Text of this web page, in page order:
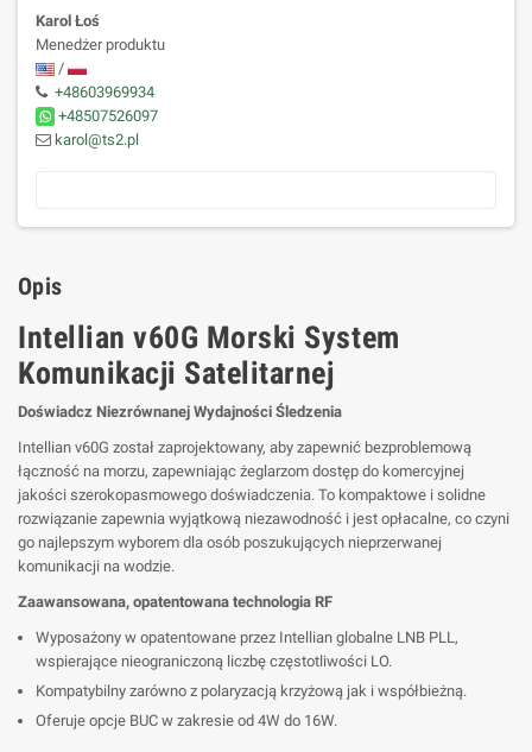
Karol Łoś
Menedżer produktu
/
+48603969934
+48507526097
karol@ts2.pl
Opis
Intellian v60G Morski System
Komunikacji Satelitarnej
Doświadcz Niezrównanej Wydajności Śledzenia
Intellian v60G został zaprojektowany, aby zapewnić bezproblemową
łączność na morzu, zapewniając żeglarzom dostęp do komercyjnej
jakości szerokopasmowego doświadczenia. To kompaktowe i solidne
rozwiązanie zapewnia wyjątkową niezawodność i jest opłacalne, co czyni
go najlepszym wyborem dla osób poszukujących nieprzerwanej
komunikacji na wodzie.
Zaawansowana, opatentowana technologia RF
Wyposażony w opatentowane przez Intellian globalne LNB PLL,
wspierające nieograniczoną liczbę częstotliwości LO.
Kompatybilny zarówno z polaryzacją krzyżową jak i współbieżną.
Oferuje opcje BUC w zakresie od 4W do 16W.